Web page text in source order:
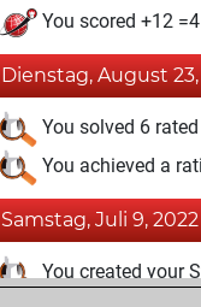
You scored +12
Dienstag, August
You solved 6
You achieved a
Samstag, Juli 9, 2022
You created your